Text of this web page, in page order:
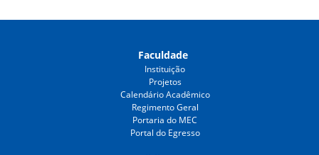
Faculdade
Instituição
Projetos
Calendário Acadêmico
Regimento Geral
Portaria do MEC
Portal do Egresso